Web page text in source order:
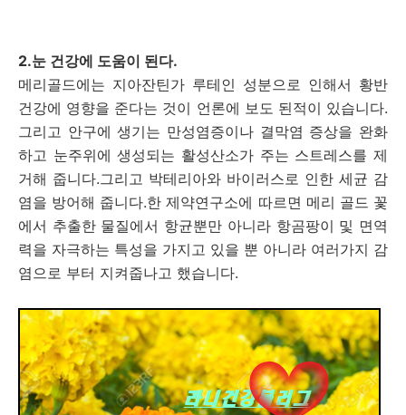
2.눈 건강에 도움이 된다.
메리골드에는 지아잔틴가 루테인 성분으로 인해서 황반
건강에 영향을 준다는 것이 언론에 보도 된적이 있습니다.
그리고 안구에 생기는 만성염증이나 결막염 증상을 완화
하고 눈주위에 생성되는 활성산소가 주는 스트레스를 제
거해 줍니다.그리고 박테리아와 바이러스로 인한 세균 감
염을 방어해 줍니다.한 제약연구소에 따르면 메리 골드 꽃
에서 추출한 물질에서 항균뿐만 아니라 항곰팡이 및 면역
력을 자극하는 특성을 가지고 있을 뿐 아니라 여러가지 감
염으로 부터 지켜줍나고 했습니다.